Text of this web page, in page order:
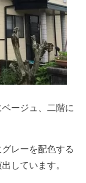
ージュ、二階に
レーを配色する
しています。